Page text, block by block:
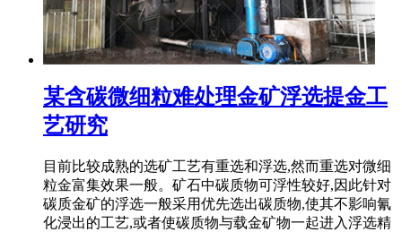
某含碳微细粒难处理金矿浮选提金工
艺研究
目前比较成熟的选矿工艺有重选和浮选,然而重选对微细
粒金富集效果一般。矿石中碳质物可浮性较好,因此针对
碳质金矿的浮选一般采用优先选出碳质物,使其不影响氰
化浸出的工艺,或者使碳质物与载金矿物一起进入浮选精